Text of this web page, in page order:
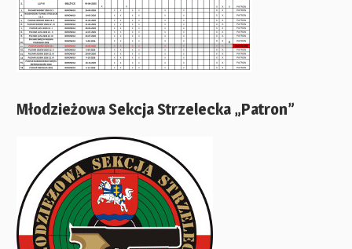
Młodzieżowa Sekcja Strzelecka „Patron”